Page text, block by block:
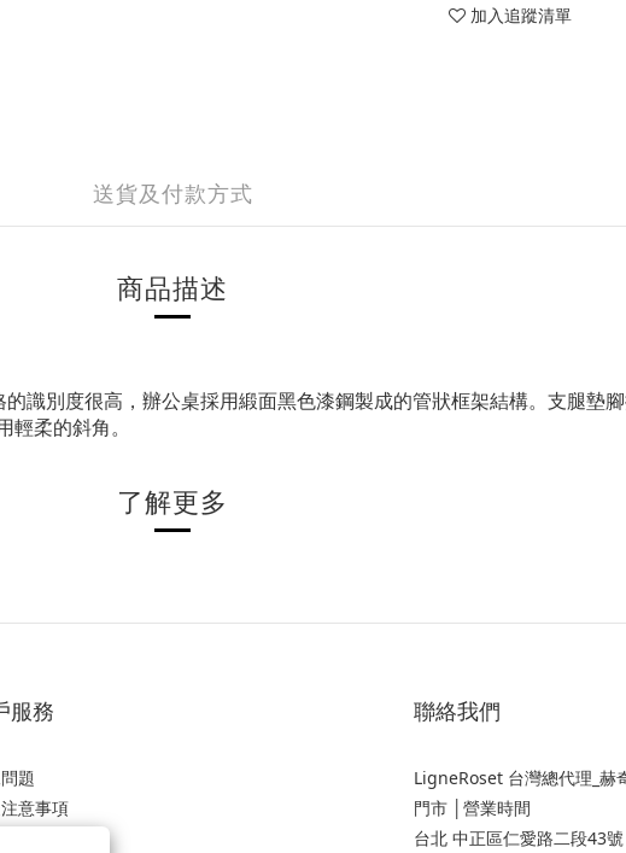
加入追蹤清單
送貨及付款方式
商品描述
識別度很高，辦公桌採用緞面黑色漆鋼製成的管狀框架結構。支腿墊
柔的斜角。
了解更多
服務
題
意事項
聯絡我們
LigneRoset 台灣總代理_赫
門市 │營業時間
台北 中正區仁愛路二段43